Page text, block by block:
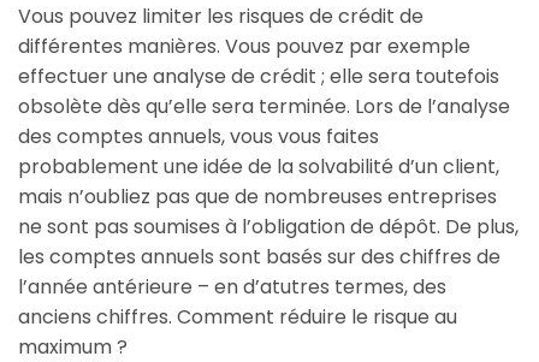
Vous pouvez limiter les risques de crédit de
différentes manières. Vous pouvez par exemple
effectuer une analyse de crédit ; elle sera toutefois
obsolète dès qu’elle sera terminée. Lors de l’analyse
des comptes annuels, vous vous faites
probablement une idée de la solvabilité d’un client,
mais n’oubliez pas que de nombreuses entreprises
ne sont pas soumises à l’obligation de dépôt. De plus,
les comptes annuels sont basés sur des chiffres de
l’année antérieure – en d’atutres termes, des
anciens chiffres. Comment réduire le risque au
maximum ?